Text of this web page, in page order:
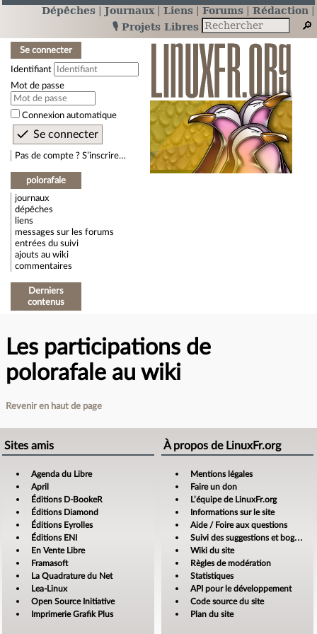
Dépêches Journaux Liens Forums
Rédaction
🎙️ Projets Libres
Se connecter
Identifiant
Mot de passe
Connexion automatique
Pas de compte ? S’inscrire…
polorafale
journaux
dépêches
liens
messages sur les forums
entrées du suivi
ajouts au wiki
commentaires
Derniers
contenus
Les participations de
polorafale au wiki
Revenir en haut de page
Sites amis
Agenda du Libre
April
Éditions D-BookeR
Éditions Diamond
Éditions Eyrolles
Éditions ENI
En Vente Libre
Framasoft
La Quadrature du Net
Lea-Linux
Open Source Initiative
Imprimerie Grafik Plus
À propos de LinuxFr.org
Mentions légales
Faire un don
L’équipe de LinuxFr.org
Informations sur le site
Aide / Foire aux questions
Suivi des suggestions et bogues
Wiki du site
Règles de modération
Statistiques
API pour le développement
Code source du site
Plan du site